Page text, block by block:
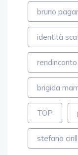
bruno
identità
rendinconto
brigida
TOP
stefano